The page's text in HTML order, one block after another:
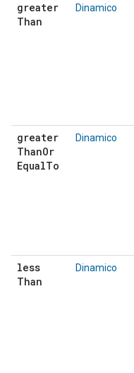
greater
Than
Dinamico
greater
ThanOr
EqualTo
Dinamico
less
Than
Dinamico